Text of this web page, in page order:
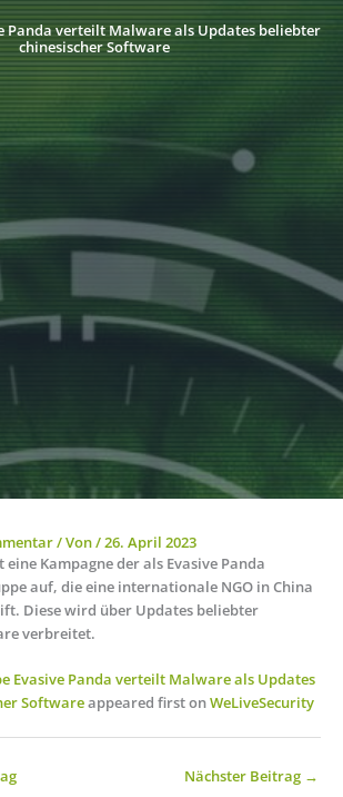
Panda verteilt Malware als Updates beliebter
chinesischer Software
/ Von/26. April 2023
eine Kampagne der als Evasive Panda
auf, die eine internationale NGO in China
Diese wird über Updates beliebter
verbreitet.
Evasive Panda verteilt Malware als Updates
Softwareappeared first onWeLiveSecurity
Nächster Beitrag →